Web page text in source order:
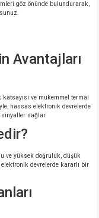
göz önünde bulundurarak,
Avantajları
ve mükemmel termal
hassas elektronik devrelerde
sağlar.
ve yüksek doğruluk, düşük
devrelerde kararlı bir